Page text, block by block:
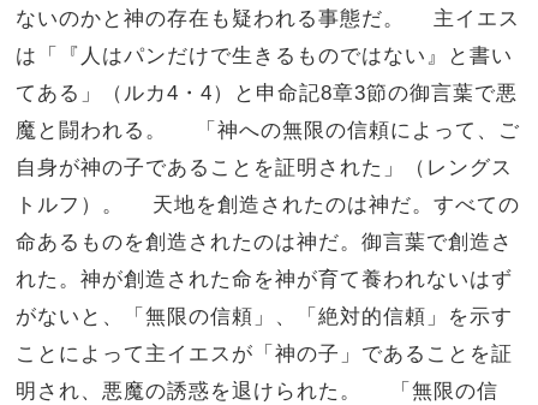
ないのかと神の存在も疑われる事態だ。 主イエス
は「『人はパンだけで生きるものではない』と書い
てある」（ルカ4・4）と申命記8章3節の御言葉で悪
魔と闘われる。 「神への無限の信頼によって、ご
自身が神の子であることを証明された」（レングス
トルフ）。 天地を創造されたのは神だ。すべての
命あるものを創造されたのは神だ。御言葉で創造さ
れた。神が創造された命を神が育て養われないはず
がないと、「無限の信頼」、「絶対的信頼」を示す
ことによって主イエスが「神の子」であることを証
明され、悪魔の誘惑を退けられた。 「無限の信